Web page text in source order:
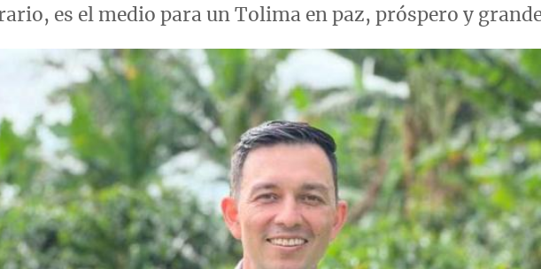
es el medio para un Tolima en paz, próspero y